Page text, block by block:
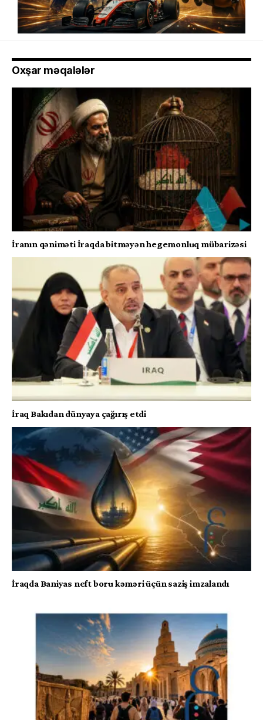
Oxşar məqalələr
İranın qəniməti İraqda bitməyən hegemonluq mübarizəsi
İraq Bakıdan dünyaya çağırış etdi
İraqda Baniyas neft boru kəməri üçün saziş imzalandı